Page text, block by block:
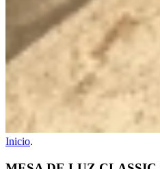
Inicio.